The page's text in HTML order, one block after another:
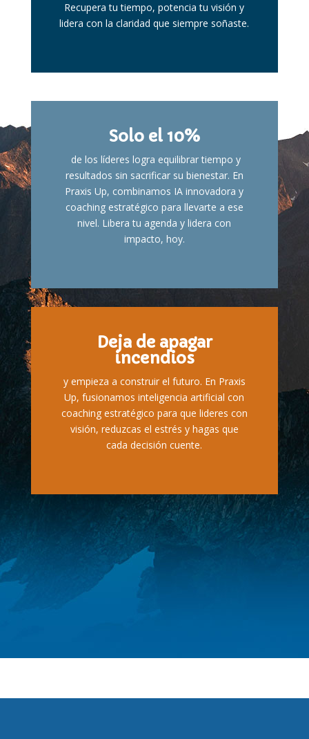
Recupera tu tiempo, potencia tu visión y
lidera con la claridad que siempre soñaste.
Solo el 10%
de los líderes logra equilibrar tiempo y
resultados sin sacrificar su bienestar. En
Praxis Up, combinamos IA innovadora y
coaching estratégico para llevarte a ese
nivel. Libera tu agenda y lidera con
impacto, hoy.
Deja de apagar
incendios
y empieza a construir el futuro. En Praxis
Up, fusionamos inteligencia artificial con
coaching estratégico para que lideres con
visión, reduzcas el estrés y hagas que
cada decisión cuente.